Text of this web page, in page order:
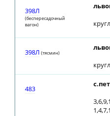
398Л
(беспересадочный
вагон)
398Л (тясмин)
483